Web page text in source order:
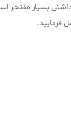
آرایشی و بهداشتی